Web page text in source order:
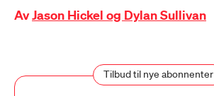
AvJason Hickel og Dylan Sullivan
Tilbud til nye abonnenter